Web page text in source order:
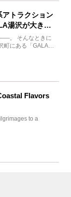
アトラクション
湯沢が大きく
。 そんなときに
町にある「GALA湯
Flavors
to a